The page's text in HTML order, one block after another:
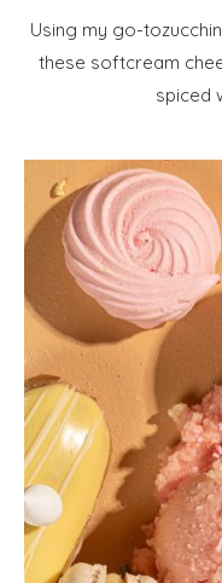
Using my go-
these softcream
spiced